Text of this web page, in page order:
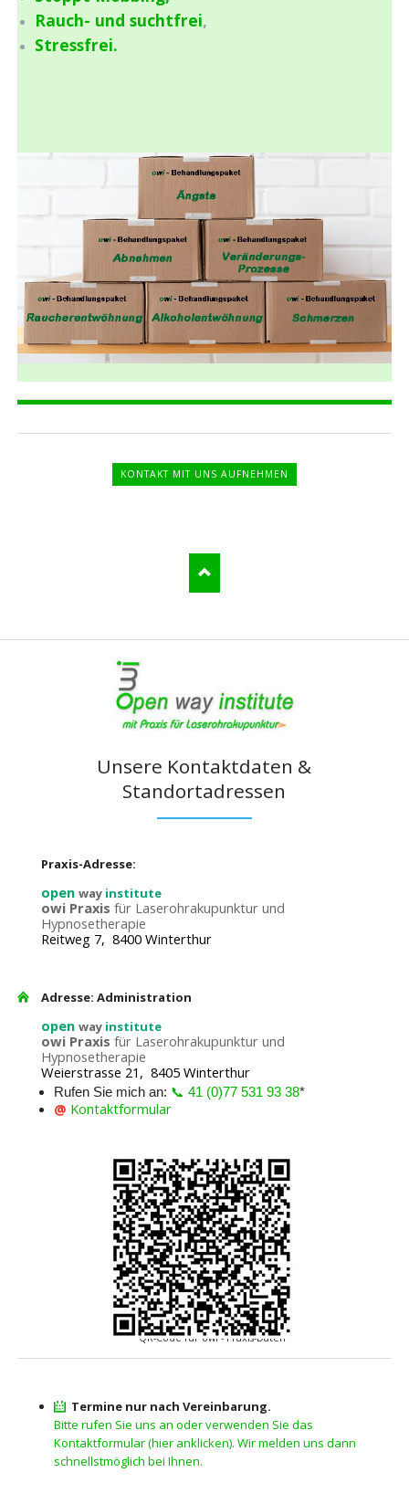
Rauch- und suchtfrei,
Stressfrei.
KONTAKT MIT UNS AUFNEHMEN
Unsere Kontaktdaten &
Standortadressen
Praxis-Adresse:
open wayinstitute
owi Praxis für Laserohrakupunktur und
Hypnosetherapie
Reitweg 7, 8400 Winterthur
Adresse: Administration
open wayinstitute
owi Praxis für Laserohrakupunktur und
Hypnosetherapie
Weierstrasse 21, 8405 Winterthur
Rufen Sie mich an: 📞 41 (0)77 531 93 38*
@ Kontaktformular
QR-Code für owi - Praxis-Daten
Termine nur nach Vereinbarung.
Bitte rufen Sie uns an oder verwenden Sie das
Kontaktformular (hier anklicken). Wir melden uns dann
schnellstmöglich bei Ihnen.